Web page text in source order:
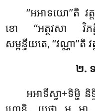
‘‘អអាទយោ’’តិ វ
ខោ ‘‘អត្ថវសា វិភត្
សម្ពន្ធីយតេ, ‘‘វណ្ណា’’តិ វ
២.
អអាទីស្វា+ទិម្ហិ និ